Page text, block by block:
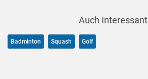
Auch Interessant
Badminton Squash Golf